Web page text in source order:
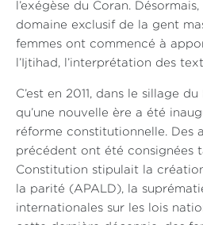
l’exégèse du Coran.
domaine exclusif de la gent
femmes ont commencé à
l’Ijtihad, l’interprétation des
C’est en 2011, dans le sillage
qu’une nouvelle ère a été
réforme constitutionnelle. Des
précédent ont été consignées
Constitution stipulait la
la parité (APALD), la
internationales sur les lois